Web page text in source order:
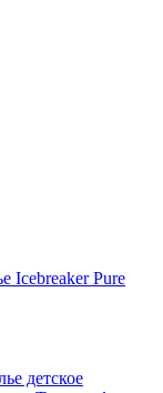
Icebreaker Pure
детское